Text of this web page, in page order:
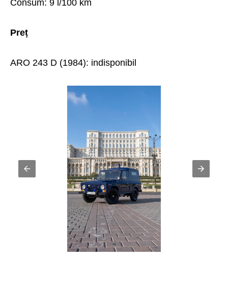
Consum: 9 l/100 km
Preț
ARO 243 D (1984): indisponibil